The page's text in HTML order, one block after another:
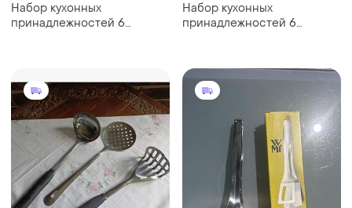
Набор кухонных
принадлежностей 6
Набор кухонных
принадлежностей 6